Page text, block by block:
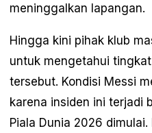
meninggalkan lapangan.
Hingga kini pihak klub
untuk mengetahui
tersebut. Kondisi Messi
karena insiden ini terjadi
Piala Dunia 2026